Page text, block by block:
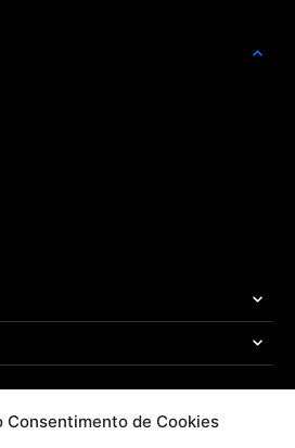
Consentimento de Cookies